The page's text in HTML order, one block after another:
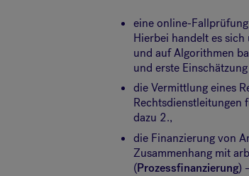
eine online-
Hierbei handelt es
und auf Algorithmen
und erste
die Vermittlung eines
Rechtsdienstleitungen
dazu 2.,
die Finanzierung von
Zusammenhang mit
(Prozessfinanzierung)